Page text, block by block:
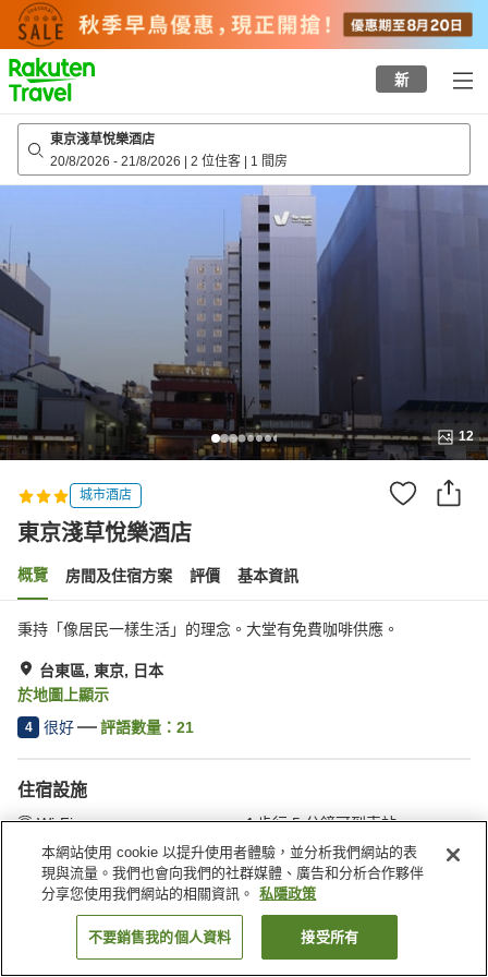
to
top
page
新
東京淺草悅樂酒店
20/8/2026 - 21/8/2026 | 2 位住客 | 1 間房
12
城市酒店
東京淺草悅樂酒店
概覽 房間及住宿方案 評價 基本資訊
秉持「像居民一樣生活」的理念。大堂有免費咖啡供應。
台東區, 東京, 日本
於地圖上顯示
4 很好 評語數量： 21
住宿設施
Wi-Fi
步行 5 分鐘可到車站
休息室
全幢禁煙
主頁 日本 東京 台東區 東京淺草悅樂酒店
找客房
本網站使用 cookie 以提升使用者體驗，並分析我們網站的表
現與流量。我們也會向我們的社群媒體、廣告和分析合作夥伴
分享您使用我們網站的相關資訊。
私隱政策
不要銷售我的個人資料 接受所有